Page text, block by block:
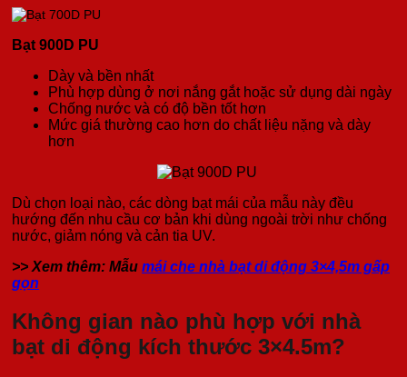
Bạt 900D PU
Dày và bền nhất
Phù hợp dùng ở nơi nắng gắt hoặc sử dụng dài ngày
Chống nước và có độ bền tốt hơn
Mức giá thường cao hơn do chất liệu nặng và dày
hơn
Dù chọn loại nào, các dòng bạt mái của mẫu này đều
hướng đến nhu cầu cơ bản khi dùng ngoài trời như chống
nước, giảm nóng và cản tia UV.
>> Xem thêm: Mẫu mái che nhà bạt di động 3×4,5m gấp
gọn
Không gian nào phù hợp với nhà
bạt di động kích thước 3×4.5m?